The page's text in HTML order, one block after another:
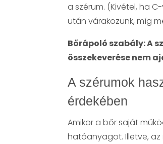
a szérum. (Kivétel, ha
után várakozunk, míg
Bőrápoló szabály: A
összekeverése nem
A szérumok
érdekében
Amikor a bőr saját
hatóanyagot. Illetve,